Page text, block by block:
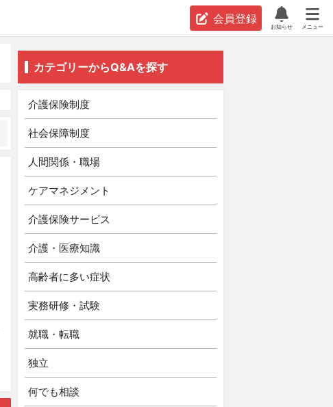
会員登録
お知らせ メニュー
カテゴリーからQ&Aを探す
介護保険制度
社会保障制度
人間関係・職場
ケアマネジメント
介護保険サービス
介護・医療知識
高齢者に多い症状
実務研修・試験
就職・転職
独立
何でも相談